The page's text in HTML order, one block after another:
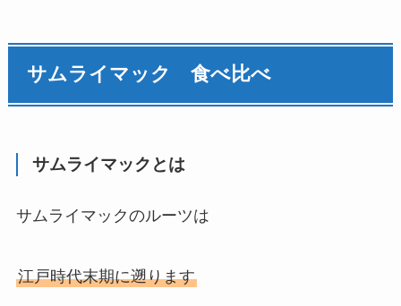
サムライマック 食べ比べ
サムライマックとは
サムライマックのルーツは
江戸時代末期に遡ります